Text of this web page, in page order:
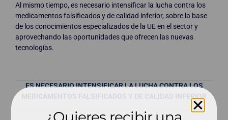
Al mismo tiempo, es necesario intensificar la lucha contra los
medicamentos falsificados y de calidad inferior, sobre la base
de los conocimientos especializados de la UE en el sector y
aprovechando las oportunidades que ofrecen las nuevas
tecnologías.
ES NECESARIO INTENSIFICAR LA LUCHA CONTRA LOS
MEDICAMENTOS FALSIFICADOS Y DE CALIDAD INFERIOR